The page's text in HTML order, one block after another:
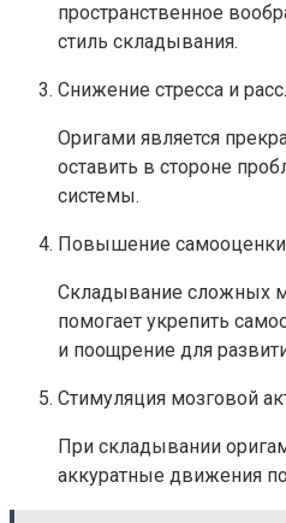
пространственное
стиль складывания.
Снижение стресса и
Оригами является
оставить в стороне
системы.
Повышение самооценки
Складывание сложных
помогает укрепить
и поощрение для
Стимуляция мозговой
При складывании
аккуратные движения